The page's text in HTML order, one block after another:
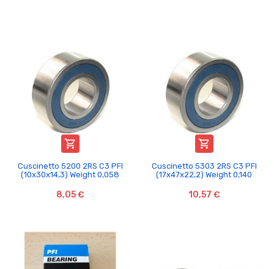

Cuscinetto 5200 2RS C3 PFI
(10x30x14,3) Weight 0,058
8,05 €

Cuscinetto 5303 2RS C3 PFI
(17x47x22,2) Weight 0,140
10,57 €